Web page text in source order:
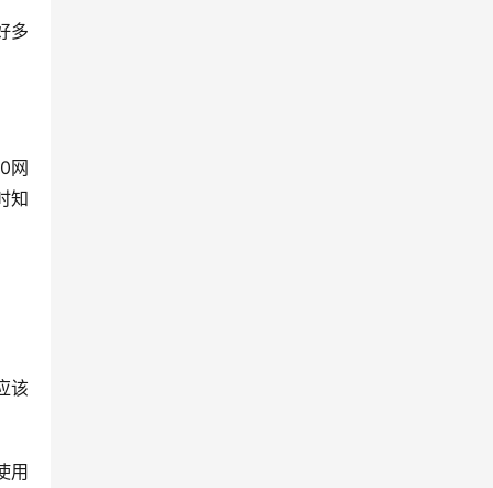
多
网
知
该
用